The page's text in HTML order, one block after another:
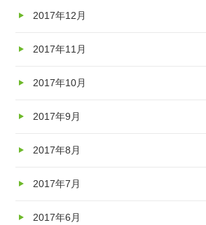
2017年12月
2017年11月
2017年10月
2017年9月
2017年8月
2017年7月
2017年6月